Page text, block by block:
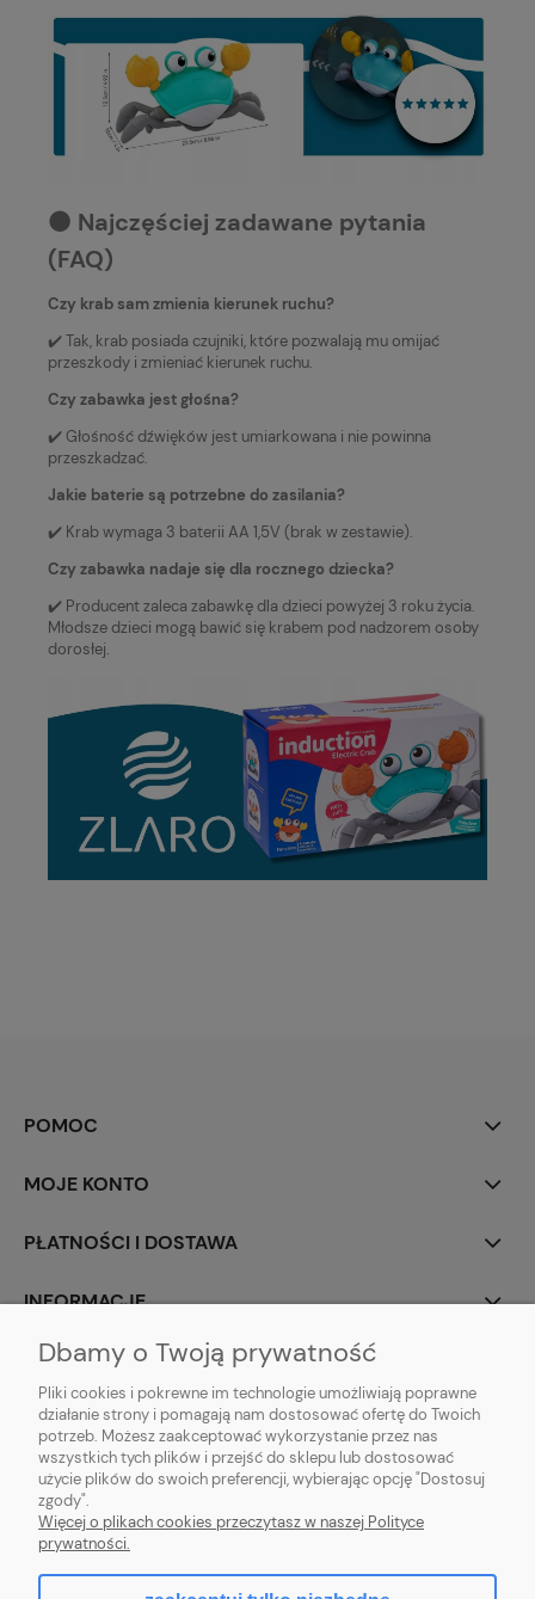
⚫️ Najczęściej zadawane pytania
(FAQ)
Czy krab sam zmienia kierunek ruchu?
✔️ Tak, krab posiada czujniki, które pozwalają mu omijać
przeszkody i zmieniać kierunek ruchu.
Czy zabawka jest głośna?
✔️ Głośność dźwięków jest umiarkowana i nie powinna
przeszkadzać.
Jakie baterie są potrzebne do zasilania?
✔️ Krab wymaga 3 baterii AA 1,5V (brak w zestawie).
Czy zabawka nadaje się dla rocznego dziecka?
✔️ Producent zaleca zabawkę dla dzieci powyżej 3 roku życia.
Młodsze dzieci mogą bawić się krabem pod nadzorem osoby
dorosłej.
POMOC
MOJE KONTO
PŁATNOŚCI I DOSTAWA
INFORMACJE
O NAS
ZLARO| ul. Fiołkowa 9, 31-457 Kraków, woj. małopolskie | E-mail:
zlaro.krakow@gmail.com
120911970
Dbamy o Twoją prywatność
Pliki cookies i pokrewne im technologie umożliwiają poprawne
działanie strony i pomagają nam dostosować ofertę do Twoich
potrzeb. Możesz zaakceptować wykorzystanie przez nas
wszystkich tych plików i przejść do sklepu lub dostosować
użycie plików do swoich preferencji, wybierając opcję "Dostosuj
zgody".
Więcej o plikach cookies przeczytasz w naszej Polityce
prywatności.